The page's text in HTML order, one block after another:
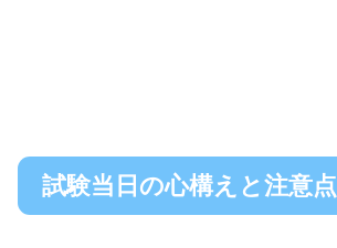
試験当日の心構えと注意点